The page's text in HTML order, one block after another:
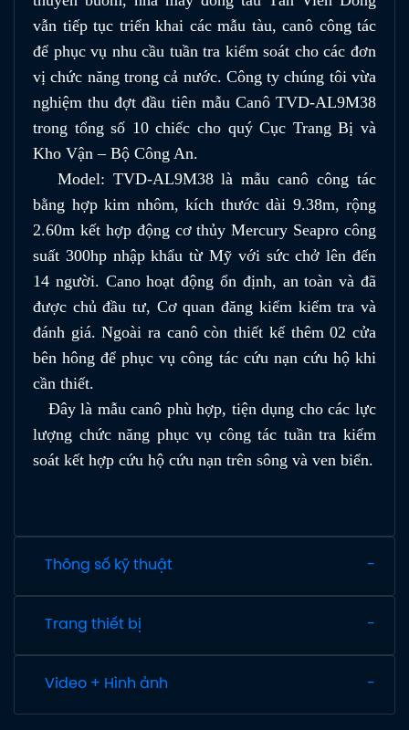
vẫn tiếp tục triển khai các mẫu tàu, canô công tác
để phục vụ nhu cầu tuần tra kiểm soát cho các đơn
vị chức năng trong cả nước. Công ty chúng tôi vừa
nghiệm thu đợt đầu tiên mẫu Canô TVD-AL9M38
trong tổng số 10 chiếc cho quý Cục Trang Bị và
Kho Vận – Bộ Công An.
Model: TVD-AL9M38 là mẫu canô công tác
bằng hợp kim nhôm, kích thước dài 9.38m, rộng
2.60m kết hợp động cơ thủy Mercury Seapro công
suất 300hp nhập khẩu từ Mỹ với sức chở lên đến
14 người. Cano hoạt động ổn định, an toàn và đã
được chủ đầu tư, Cơ quan đăng kiểm kiểm tra và
đánh giá. Ngoài ra canô còn thiết kế thêm 02 cửa
bên hông để phục vụ công tác cứu nạn cứu hộ khi
cần thiết.
Đây là mẫu canô phù hợp, tiện dụng cho các lực
lượng chức năng phục vụ công tác tuần tra kiểm
soát kết hợp cứu hộ cứu nạn trên sông và ven biển.
Thông số kỹ thuật
Trang thiết bị
Video + Hình ảnh